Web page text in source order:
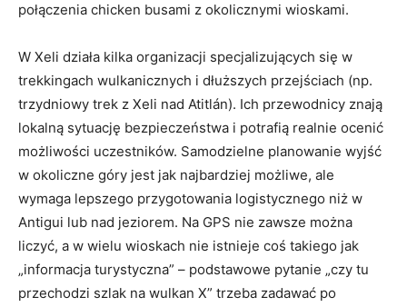
połączenia chicken busami z okolicznymi wioskami.
W Xeli działa kilka organizacji specjalizujących się w
trekkingach wulkanicznych i dłuższych przejściach (np.
trzydniowy trek z Xeli nad Atitlán). Ich przewodnicy znają
lokalną sytuację bezpieczeństwa i potrafią realnie ocenić
możliwości uczestników. Samodzielne planowanie wyjść
w okoliczne góry jest jak najbardziej możliwe, ale
wymaga lepszego przygotowania logistycznego niż w
Antigui lub nad jeziorem. Na GPS nie zawsze można
liczyć, a w wielu wioskach nie istnieje coś takiego jak
„informacja turystyczna” – podstawowe pytanie „czy tu
przechodzi szlak na wulkan X” trzeba zadawać po